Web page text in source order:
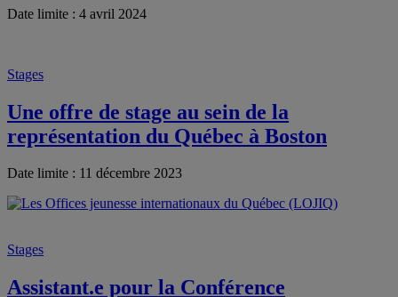
Date limite : 4 avril 2024
Stages
Une offre de stage au sein de la
représentation du Québec à Boston
Date limite : 11 décembre 2023
Stages
Assistant.e pour la Conférence